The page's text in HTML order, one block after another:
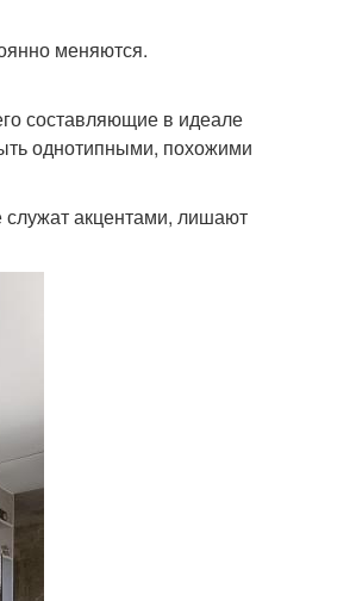
меняются.
составляющие в идеале
однотипными, похожими
служат акцентами, лишают